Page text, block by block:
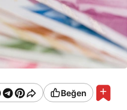
Beğen